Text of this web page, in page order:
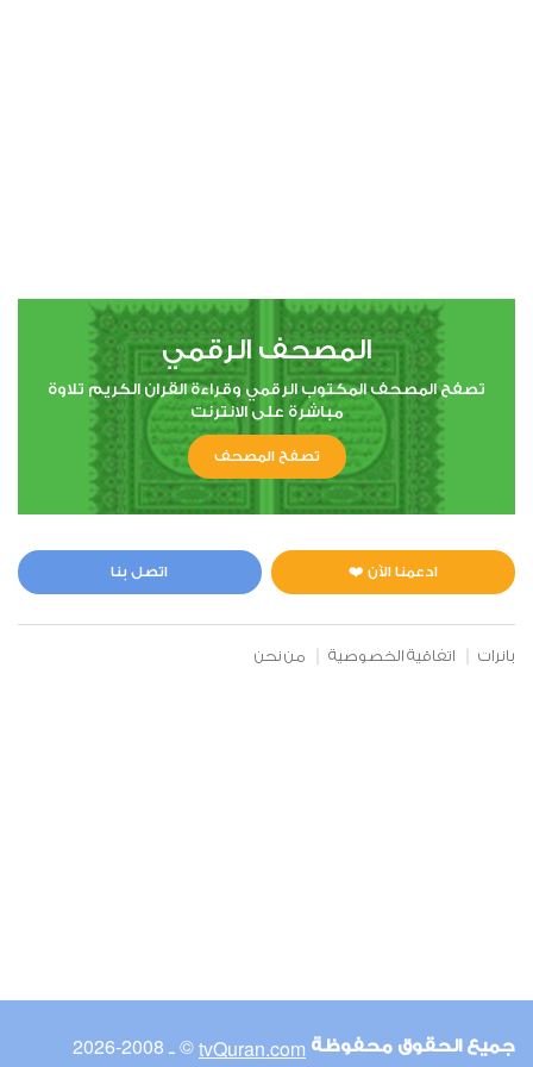
المصحف الرقمي
تصفح المصحف المكتوب الرقمي وقراءة القران الكريم تلاوة
مباشرة على الانترنت
تصفح المصحف
ادعمنا الآن ❤️ اتصل بنا
بانرات اتفاقية الخصوصية من نحن
جميع الحقوق محفوظة tvQuran.com© ـ 2008-2026